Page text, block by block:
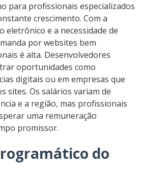
para profissionais especializados
crescimento. Com a
eletrônico e a necessidade de
por websites bem
é alta. Desenvolvedores
oportunidades como
digitais ou em empresas que
sites. Os salários variam de
e a região, mas profissionais
uma remuneração
promissor.
do